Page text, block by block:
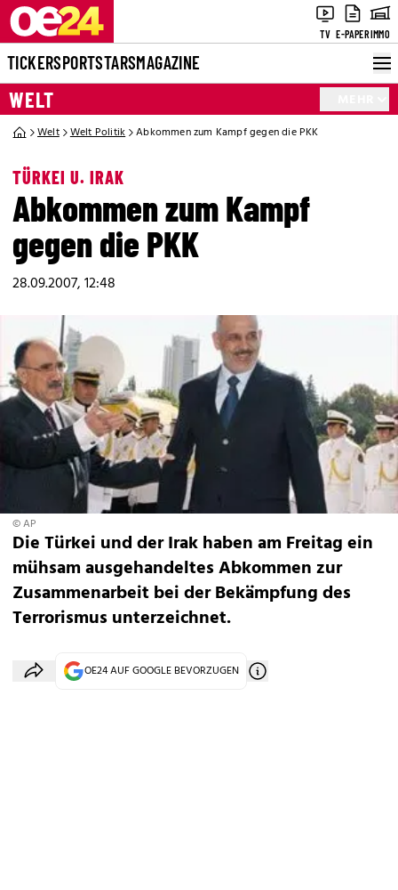
TV E-PAPERIMMO
TICKERSPORTSTARSMAGAZINE
WELT
Welt Welt Politik Abkommen zum Kampf gegen die PKK
TÜRKEI U. IRAK
Abkommen zum Kampf
gegen die PKK
28.09.2007, 12:48
© AP
Die Türkei und der Irak haben am Freitag ein
mühsam ausgehandeltes Abkommen zur
Zusammenarbeit bei der Bekämpfung des
Terrorismus unterzeichnet.
OE24 AUF GOOGLE BEVORZUGEN